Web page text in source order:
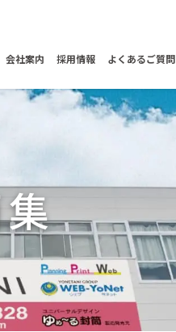
会社案内 採用情報 よくあるご質問